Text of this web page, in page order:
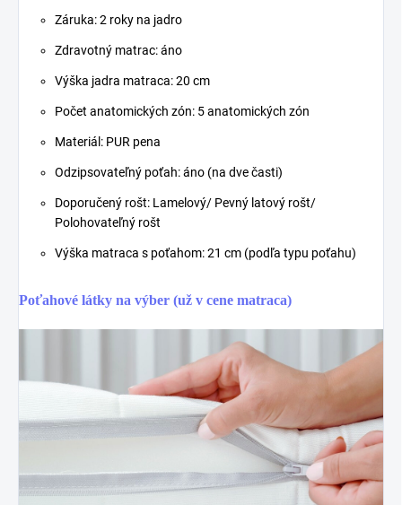
Záruka: 2 roky na jadro
Zdravotný matrac: áno
Výška jadra matraca: 20 cm
Počet anatomických zón: 5 anatomických zón
Materiál: PUR pena
Odzipsovateľný poťah: áno (na dve časti)
Doporučený rošt: Lamelový/ Pevný latový rošt/
Polohovateľný rošt
Výška matraca s poťahom: 21 cm (podľa typu poťahu)
Poťahové látky na výber (už v cene matraca)